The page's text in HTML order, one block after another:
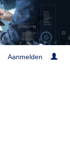
Aanmelden